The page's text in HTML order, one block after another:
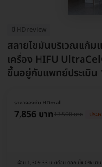
มี HDreview
สลายไขมันบริเวณแก้ม
เครื่อง HIFU
ขึ้นอยู่กับแพทย์ประเมิน
ราคาจองกับ HDmall
7,856 บาท13,500 บาท ประ
ผ่อน 1,309.33 บ./เดือน ดอกเบี้ย 0% นาน